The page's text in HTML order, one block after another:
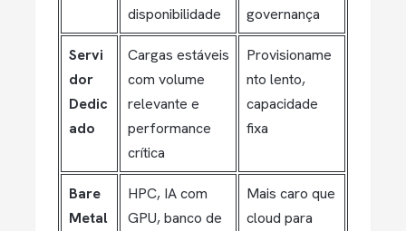
disponibilidade
governança
Servi
dor
Dedic
ado
Cargas estáveis
com volume
relevante e
performance
crítica
Provisioname
nto lento,
capacidade
fixa
Bare
Metal
HPC, IA com
GPU, banco de
Mais caro que
cloud para